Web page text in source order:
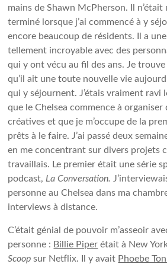
mains de Shawn McPherson. Il n’était
terminé lorsque j’ai commencé à y
encore beaucoup de résidents. Il a
tellement incroyable avec des
qui y ont vécu au fil des ans. Je
qu’il ait une toute nouvelle vie
qui y séjournent. J’étais vraiment ravi
que le Chelsea commence à organiser
créatives et que je m’occupe de la
prêts à le faire. J’ai passé deux
en me concentrant sur divers projets
travaillais. Le premier était une série
podcast, La Conversation.
personne au Chelsea dans ma
interviews à distance.
C’était génial de pouvoir m’asseoir
personne : Billie Piper était à New
Scoop sur Netflix. Il y avait Phoebe